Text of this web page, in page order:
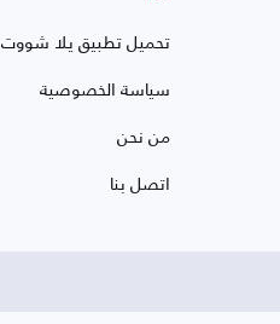
تحميل تطبيق يلا شووت
سياسة الخصوصية
من نحن
اتصل بنا